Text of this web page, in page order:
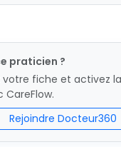
praticien ?
votre fiche et activez
CareFlow.
Rejoindre Docteur360